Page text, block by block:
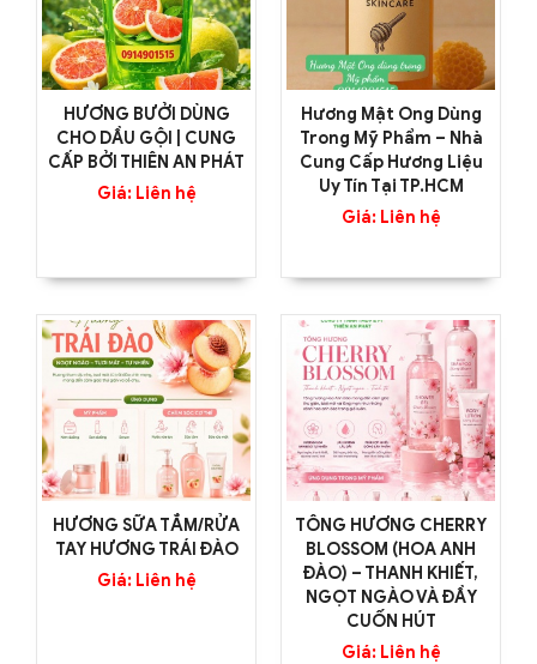
HƯƠNG BƯỞI DÙNG
CHO DẦU GỘI | CUNG
CẤP BỞI THIÊN AN PHÁT
Giá: Liên hệ
Hương Mật Ong Dùng
Trong Mỹ Phẩm – Nhà
Cung Cấp Hương Liệu
Uy Tín Tại TP.HCM
Giá: Liên hệ
HƯƠNG SỮA TẮM/RỬA
TAY HƯƠNG TRÁI ĐÀO
Giá: Liên hệ
TÔNG HƯƠNG CHERRY
BLOSSOM (HOA ANH
ĐÀO) – THANH KHIẾT,
NGỌT NGÀO VÀ ĐẦY
CUỐN HÚT
Giá: Liên hệ